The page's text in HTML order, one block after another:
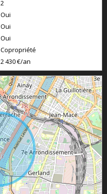
2
Oui
Oui
Oui
Copropriété
2 430 €/an